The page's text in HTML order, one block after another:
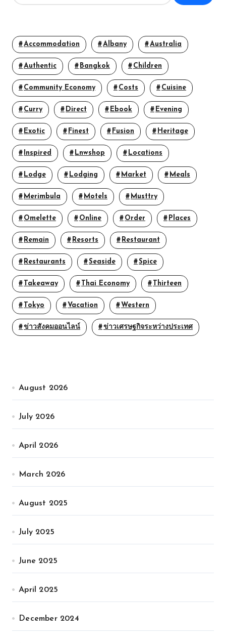
Accommodation Albany Australia
Authentic Bangkok Children
Community Economy Costs Cuisine
Curry Direct Ebook Evening
Exotic Finest Fusion Heritage
Inspired Lnwshop Locations
Lodge Lodging Market Meals
Merimbula Motels Musttry
Omelette Online Order Places
Remain Resorts Restaurant
Restaurants Seaside Spice
Takeaway Thai Economy Thirteen
Tokyo Vacation Western
ข่าวสังคมออนไลน์ ข่าวเศรษฐกิจระหว่างประเทศ
August 2026
July 2026
April 2026
March 2026
August 2025
July 2025
June 2025
April 2025
December 2024